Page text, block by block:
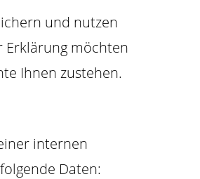
und nutzen
Erklärung möchten
Ihnen zustehen.
internen
Daten: